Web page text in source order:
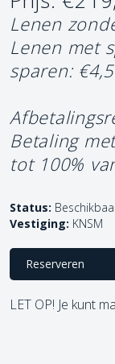
Lenen
Lenen met
sparen:
Betaling
tot 100%
Status:
Vestiging: KNSM
Reserveren
LET OP! Je kunt